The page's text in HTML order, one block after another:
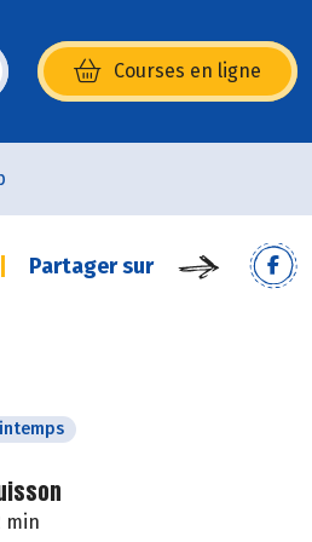
Courses en ligne
fenêtre)
Partager sur
min